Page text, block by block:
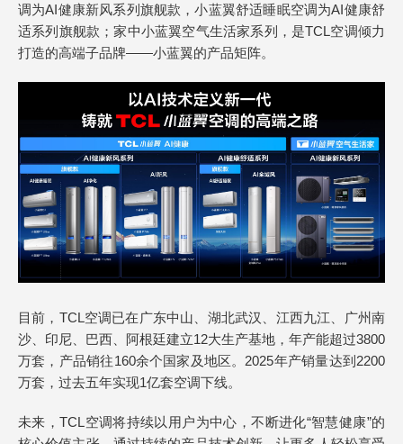
调为AI健康新风系列旗舰款，小蓝翼舒适睡眠空调为AI健康舒
适系列旗舰款；家中小蓝翼空气生活家系列，是TCL空调倾力
打造的高端子品牌——小蓝翼的产品矩阵。
目前，TCL空调已在广东中山、湖北武汉、江西九江、广州南
沙、印尼、巴西、阿根廷建立12大生产基地，年产能超过3800
万套，产品销往160余个国家及地区。2025年产销量达到2200
万套，过去五年实现1亿套空调下线。
未来，TCL空调将持续以用户为中心，不断进化“智慧健康”的